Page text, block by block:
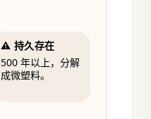
⚠️ 持久存在
500 年以上，分解
成微塑料。